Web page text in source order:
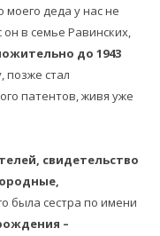
моего деда у нас не
он в семье Равинских,
до 1943
позже стал
патентов, живя уже
свидетельство
была сестра по имени
–